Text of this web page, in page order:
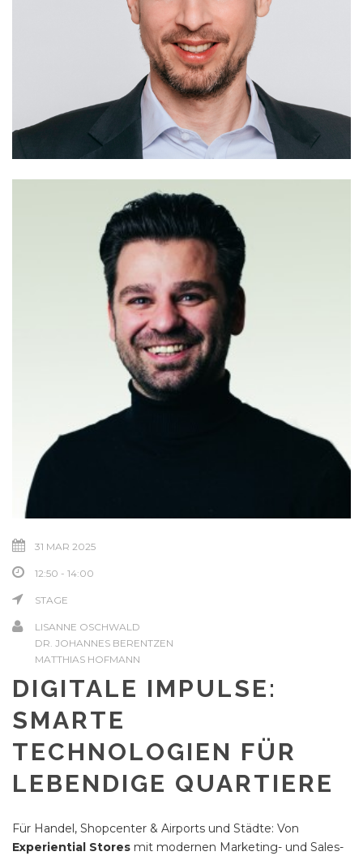
31 MAR 2025
12:50 - 14:00
STAGE
LISANNE OSCHWALD
DR. JOHANNES BERENTZEN
MATTHIAS HOFMANN
DIGITALE IMPULSE:
SMARTE
TECHNOLOGIEN FÜR
LEBENDIGE QUARTIERE
Für Handel, Shopcenter & Airports und Städte: Von
Experiential Stores mit modernen Marketing- und Sales-